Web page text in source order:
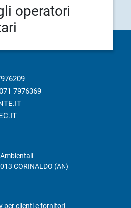
operatori
071 7976369
CORINALDO (AN)
per clienti e fornitori